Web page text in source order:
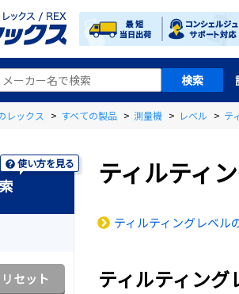
レックス > すべての製品 > 測量機 > レベル > テ
ティルティ
ティルティングレベル
ティルティング
使い方を見る